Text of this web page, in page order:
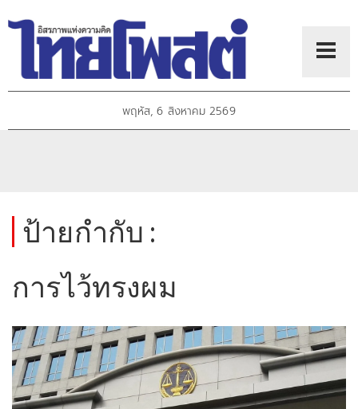
พฤหัส, 6 สิงหาคม 2569
ป้ายกำกับ :
การไว้ทรงผม